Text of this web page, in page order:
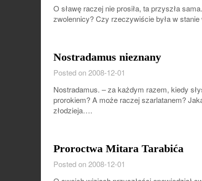
O sławę raczej nie prosiła, ta przyszła
zwolennicy? Czy rzeczywiście była w
Nostradamus nieznany
Posted on 2008-12-01
Nostradamus. – za każdym razem, kiedy
prorokiem? A może raczej szarlatanem?
złodzieja….
Proroctwa Mitara Tarabića
Posted on 2008-12-01